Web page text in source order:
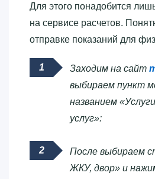
Для этого понадобится
на сервисе расчетов.
отправке показаний для
Заходим на сайт
выбираем пункт
названием
услуг»:
После выбираем
ЖКУ, двор» и